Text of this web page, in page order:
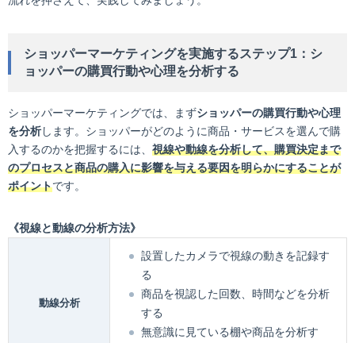
ショッパーマーケティングを実施するステップ1：シ
ョッパーの購買行動や心理を分析する
ショッパーマーケティングでは、まずショッパーの購買行動や心理
を分析します。ショッパーがどのように商品・サービスを選んで購
入するのかを把握するには、 視線や動線を分析して、購買決定まで
のプロセスと商品の購入に影響を与える要因を明らかにすることが
ポイントです。
《視線と動線の分析方法》
動線分析
設置したカメラで視線の動きを記録す
る
商品を視認した回数、時間などを分析
する
無意識に見ている棚や商品を分析す